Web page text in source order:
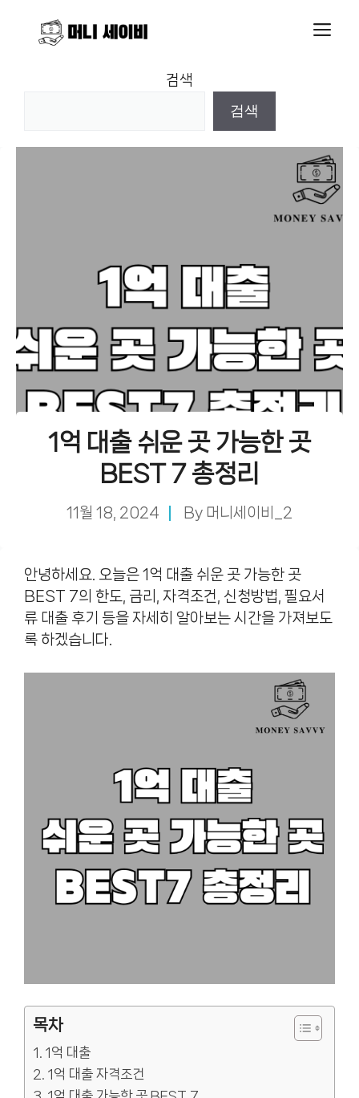
검색
검색
1억 대출 쉬운 곳 가능한 곳
BEST 7 총정리
11월 18, 2024 By 머니세이비_2
안녕하세요. 오늘은 1억 대출 쉬운 곳 가능한 곳
BEST 7의 한도, 금리, 자격조건, 신청방법, 필요서
류 대출 후기 등을 자세히 알아보는 시간을 가져보도
록 하겠습니다.
목차
1억 대출
1억 대출 자격조건